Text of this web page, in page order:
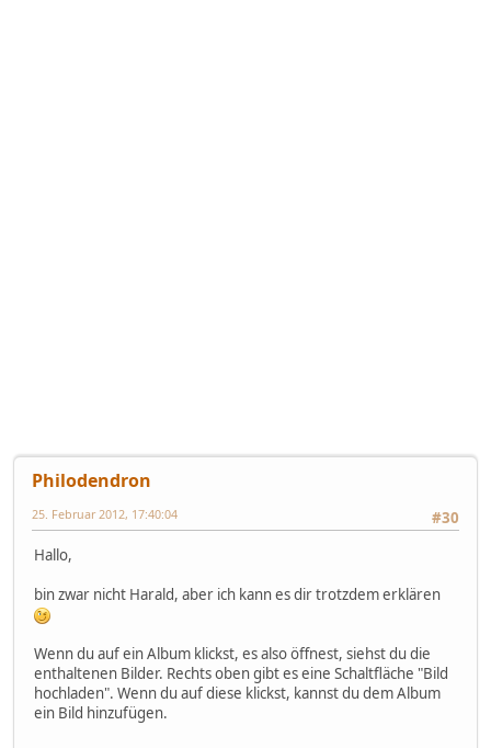
Philodendron
#30
25. Februar 2012, 17:40:04
Hallo,
bin zwar nicht Harald, aber ich kann es dir trotzdem erklären
Wenn du auf ein Album klickst, es also öffnest, siehst du die
enthaltenen Bilder. Rechts oben gibt es eine Schaltfläche "Bild
hochladen". Wenn du auf diese klickst, kannst du dem Album
ein Bild hinzufügen.